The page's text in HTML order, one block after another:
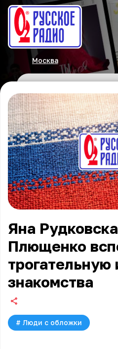
Москва
Яна
Плющенко
трогательную
знакомства
# Люди с обложки